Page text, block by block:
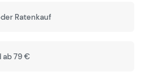
Ratenkauf
ab 79 €